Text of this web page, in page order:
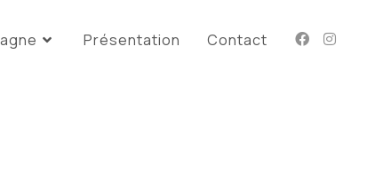
Présentation Contact